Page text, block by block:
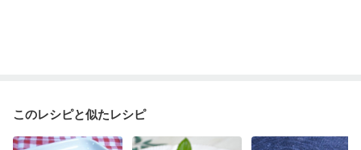
このレシピと似たレシピ